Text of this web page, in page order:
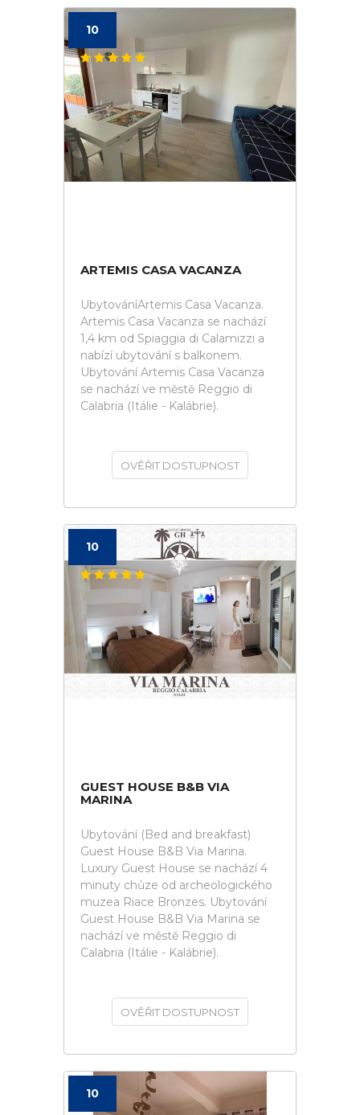
10
ARTEMIS CASA VACANZA
UbytováníArtemis Casa Vacanza.
Artemis Casa Vacanza se nachází
1,4 km od Spiaggia di Calamizzi a
nabízí ubytování s balkonem.
Ubytování Artemis Casa Vacanza
se nachází ve městě Reggio di
Calabria (Itálie - Kalábrie).
OVĚŘIT DOSTUPNOST
10
GUEST HOUSE B&B VIA
MARINA
Ubytování (Bed and breakfast)
Guest House B&B Via Marina.
Luxury Guest House se nachází 4
minuty chůze od archeologického
muzea Riace Bronzes. Ubytování
Guest House B&B Via Marina se
nachází ve městě Reggio di
Calabria (Itálie - Kalábrie).
OVĚŘIT DOSTUPNOST
10